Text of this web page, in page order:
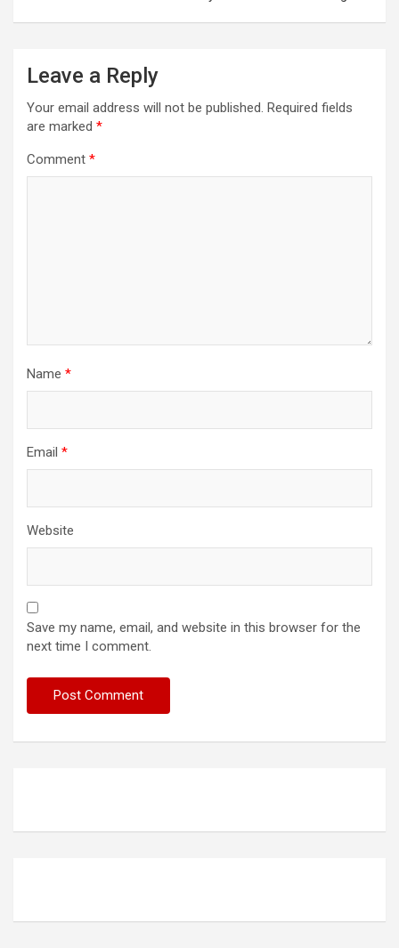
Leave a Reply
Your email address will not be published. Required fields
are marked *
Comment *
Name *
Email *
Website
Save my name, email, and website in this browser for the
next time I comment.